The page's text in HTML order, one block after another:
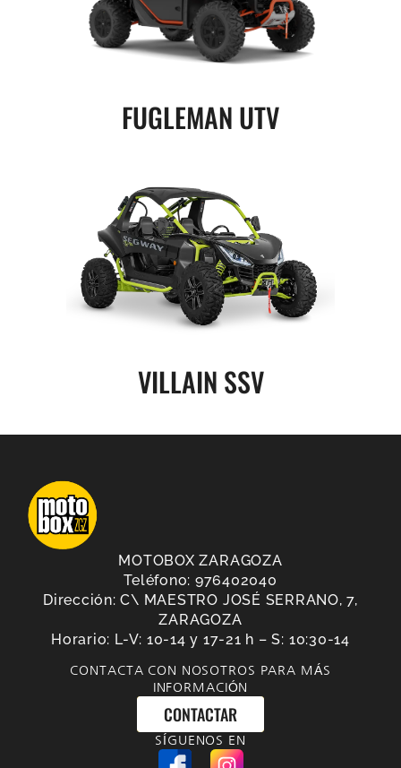
FUGLEMAN UTV
VILLAIN SSV
MOTOBOX ZARAGOZA
Teléfono: 976402040
Dirección: C\ MAESTRO JOSÉ SERRANO, 7,
ZARAGOZA
Horario: L-V: 10-14 y 17-21 h – S: 10:30-14
CONTACTA CON NOSOTROS PARA MÁS
INFORMACIÓN
CONTACTAR
SÍGUENOS EN